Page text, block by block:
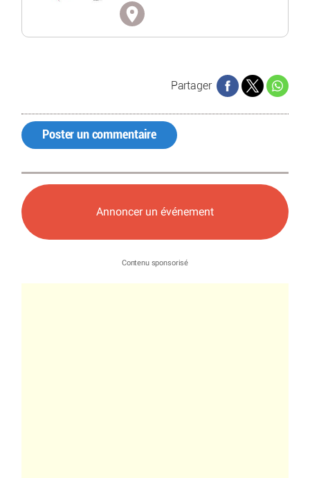
Partager
Poster un commentaire
Annoncer un événement